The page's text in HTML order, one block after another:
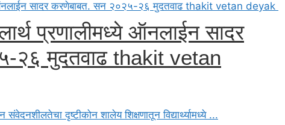
प्रणालीमध्ये ऑनलाईन सादर
२६ मुदतवाढ thakit vetan